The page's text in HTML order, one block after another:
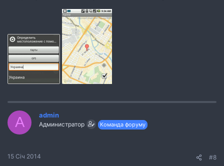
A admin
Администратор Команда форуму
15 Січ 2014 #8